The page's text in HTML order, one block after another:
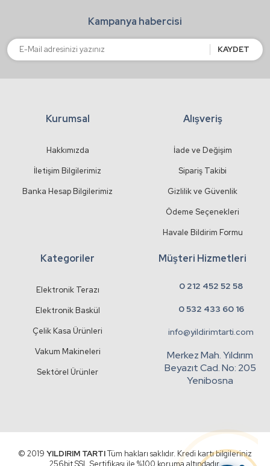
Ürün fiyatı diğer sitelerden daha pahalı.
Bu ürüne benzer farklı alternatifler olmalı.
Kampanya habercisi
KAYDET
Kurumsal
Hakkımızda
İletişim Bilgilerimiz
Banka Hesap Bilgilerimiz
Alışveriş
İade ve Değişim
Sipariş Takibi
Gizlilik ve Güvenlik
Ödeme Seçenekleri
Havale Bildirim Formu
Kategoriler
Elektronik Terazı
Elektronik Baskül
Çelik Kasa Ürünleri
Vakum Makineleri
Sektörel Ürünler
Müşteri Hizmetleri
0 212 452 52 58
0 532 433 60 16
info@yildirimtarti.com
Merkez Mah. Yıldırım
Beyazıt Cad. No: 205
Yenibosna
© 2019 YILDIRIM TARTITüm hakları saklıdır. Kredi kartı bilgileriniz
256bit SSL Sertifikası ile %100 koruma altındadır.